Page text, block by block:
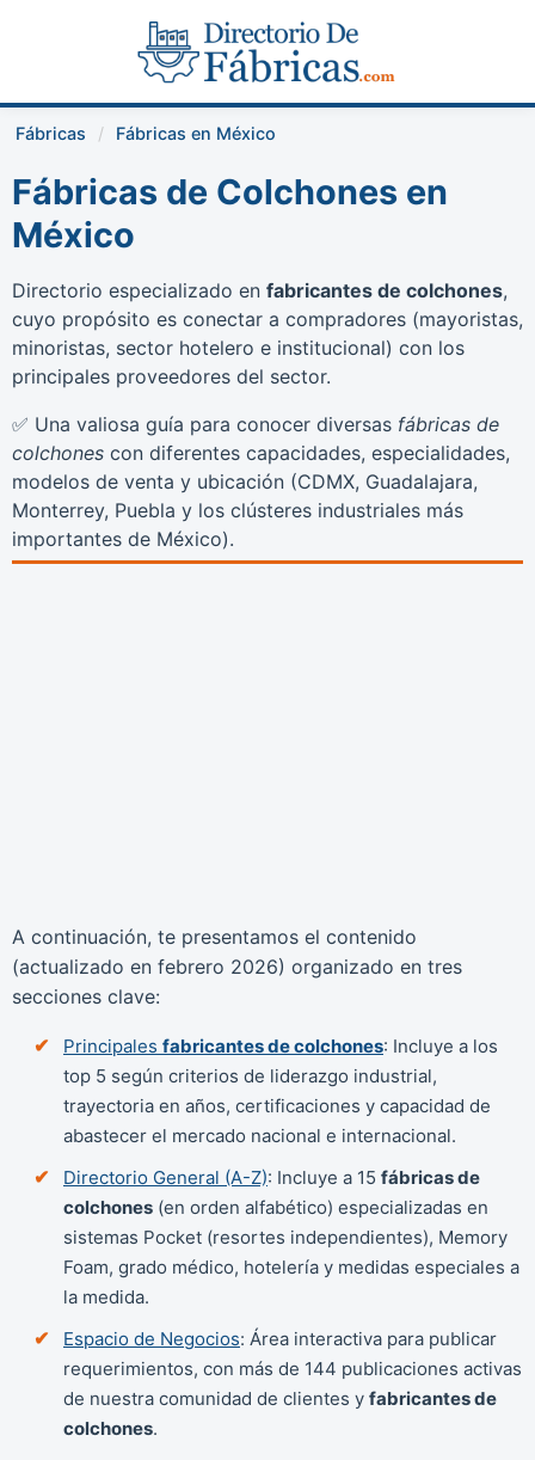
Fábricas Fábricas en México
Fábricas de Colchones en
México
Directorio especializado en fabricantes de colchones,
cuyo propósito es conectar a compradores (mayoristas,
minoristas, sector hotelero e institucional) con los
principales proveedores del sector.
✅ Una valiosa guía para conocer diversas fábricas de
colchones con diferentes capacidades, especialidades,
modelos de venta y ubicación (CDMX, Guadalajara,
Monterrey, Puebla y los clústeres industriales más
importantes de México).
A continuación, te presentamos el contenido
(actualizado en febrero 2026) organizado en tres
secciones clave:
Principales fabricantes de colchones: Incluye a los
top 5 según criterios de liderazgo industrial,
trayectoria en años, certificaciones y capacidad de
abastecer el mercado nacional e internacional.
Directorio General (A-Z): Incluye a 15 fábricas de
colchones (en orden alfabético) especializadas en
sistemas Pocket (resortes independientes), Memory
Foam, grado médico, hotelería y medidas especiales a
la medida.
Espacio de Negocios: Área interactiva para publicar
requerimientos, con más de 144 publicaciones activas
de nuestra comunidad de clientes y fabricantes de
colchones.